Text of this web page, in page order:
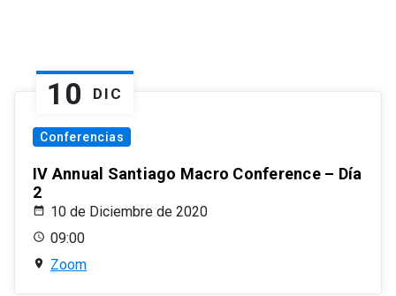
10 DIC
Conferencias
IV Annual Santiago Macro Conference – Día
2
10 de Diciembre de 2020
09:00
Zoom